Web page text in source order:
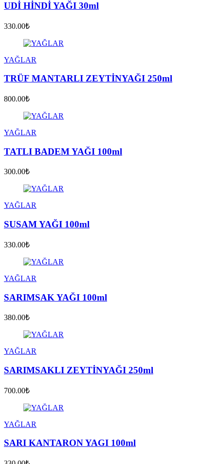
UDİ HİNDİ YAĞI 30ml
330.00₺
YAĞLAR
TRÜF MANTARLI ZEYTİNYAĞI 250ml
800.00₺
YAĞLAR
TATLI BADEM YAĞI 100ml
300.00₺
YAĞLAR
SUSAM YAĞI 100ml
330.00₺
YAĞLAR
SARIMSAK YAĞI 100ml
380.00₺
YAĞLAR
SARIMSAKLI ZEYTİNYAĞI 250ml
700.00₺
YAĞLAR
SARI KANTARON YAGI 100ml